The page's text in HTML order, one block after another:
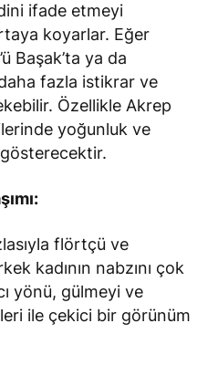
ifade etmeyi
koyarlar. Eğer
Başak’ta ya da
fazla istikrar ve
Özellikle Akrep
yoğunluk ve
gösterecektir.
flörtçü ve
kadının nabzını çok
yönü, gülmeyi ve
ile çekici bir görünüm